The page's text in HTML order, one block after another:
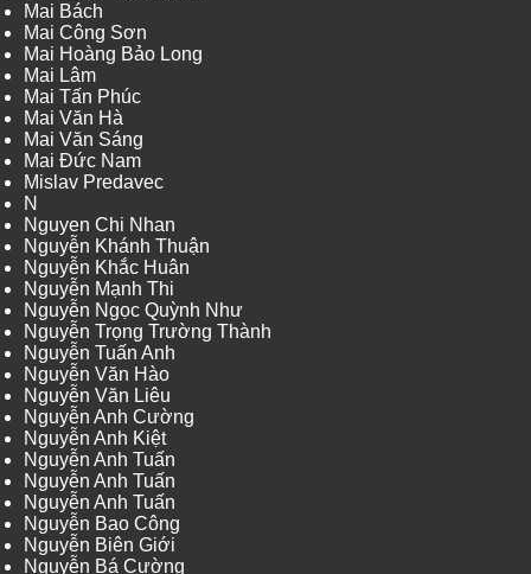
Mai Bách
Mai Công Sơn
Mai Hoàng Bảo Long
Mai Lâm
Mai Tấn Phúc
Mai Văn Hà
Mai Văn Sáng
Mai Đức Nam
Mislav Predavec
N
Nguyen Chi Nhan
Nguyễn Khánh Thuận
Nguyễn Khắc Huân
Nguyễn Mạnh Thi
Nguyễn Ngọc Quỳnh Như
Nguyễn Trọng Trường Thành
Nguyễn Tuấn Anh
Nguyễn Văn Hào
Nguyễn Văn Liêu
Nguyễn Anh Cường
Nguyễn Anh Kiệt
Nguyễn Anh Tuấn
Nguyễn Anh Tuấn
Nguyễn Anh Tuấn
Nguyễn Bao Công
Nguyễn Biên Giới
Nguyễn Bá Cường